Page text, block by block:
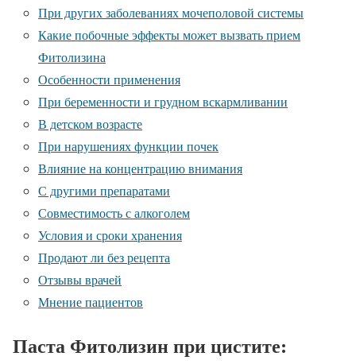
При других заболеваниях мочеполовой системы
Какие побочные эффекты может вызвать прием
Фитолизина
Особенности применения
При беременности и грудном вскармливании
В детском возрасте
При нарушениях функции почек
Влияние на концентрацию внимания
С другими препаратами
Совместимость с алкоголем
Условия и сроки хранения
Продают ли без рецепта
Отзывы врачей
Мнение пациентов
Паста Фитолизин при цистите: